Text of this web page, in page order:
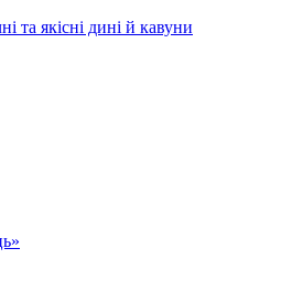
та якісні дині й кавуни